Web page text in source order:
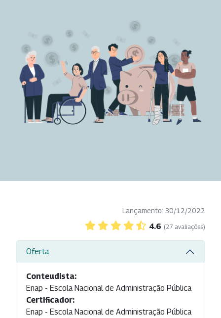
Lançamento: 30/12/2022
4.6 (27 avaliações)
Oferta
Conteudista:
Enap - Escola Nacional de Administração Pública
Certificador:
Enap - Escola Nacional de Administração Pública